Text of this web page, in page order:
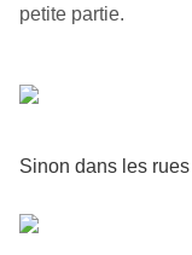
petite partie.
Sinon dans les